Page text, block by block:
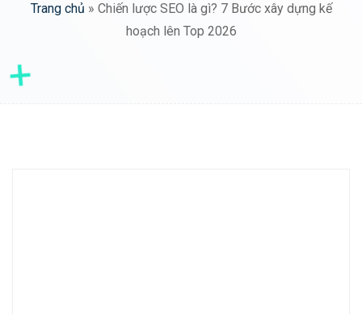
Trang chủ » Chiến lược SEO là gì? 7 Bước xây dựng kế
hoạch lên Top 2026